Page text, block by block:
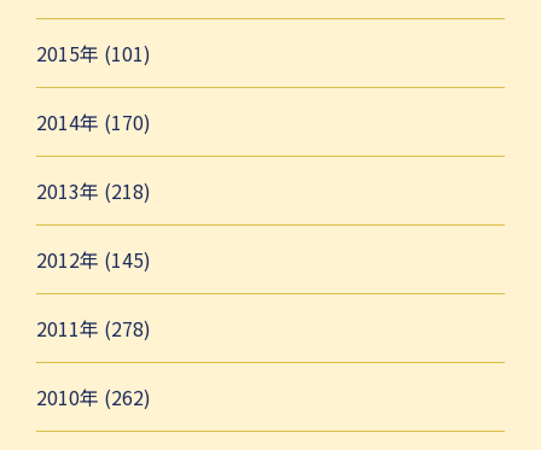
2015年 (101)
2014年 (170)
2013年 (218)
2012年 (145)
2011年 (278)
2010年 (262)